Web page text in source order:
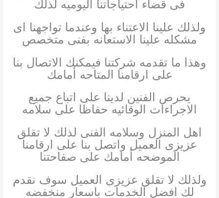
فى قضاء احتياجاتنا اليوميه لذلك
ولذلك علينا الاعتناء بها وعندما تواجهنا اى
مشكله علينا الاستعانه بفنى متخصص
وهذا ما تقدمه شركتنا فيمكنك الاتصال بنا
على ارقامنا المتاحه أمامك
يحرص الفنين لدينا على اتباع جميع
الاجراءات الوقائيه حفاظا على سلامه
اهل المنزل وسلامه الفنى لذلك لا تقلق
عزيزى العميل واتصل بنا على ارقامنا
الموضحه أمامك على صفاحتنا
ولذلك لا تقلق عزيزى العميل سوف نقدم
لك افضل الخدمات باسعار منخفضه